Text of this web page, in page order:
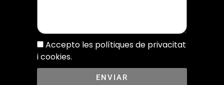
Accepto les polítiques de privacitat
i cookies.
ENVIAR